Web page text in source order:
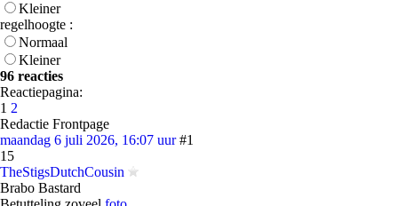
Kleiner
regelhoogte :
Normaal
Kleiner
96 reacties
Reactiepagina:
1 2
Redactie Frontpage
maandag 6 juli 2026, 16:07 uur #1
15
TheStigsDutchCousin
Brabo Bastard